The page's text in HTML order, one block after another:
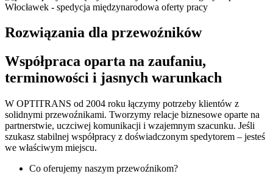
Rozwiązania dla przewoźników
Współpraca oparta na zaufaniu,
terminowości i jasnych warunkach
W OPTITRANS od 2004 roku łączymy potrzeby klientów z
solidnymi przewoźnikami. Tworzymy relacje biznesowe oparte na
partnerstwie, uczciwej komunikacji i wzajemnym szacunku. Jeśli
szukasz stabilnej współpracy z doświadczonym spedytorem – jesteś
we właściwym miejscu.
Co oferujemy naszym przewoźnikom?